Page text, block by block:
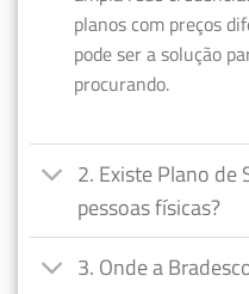
planos com preços
pode ser a solução
procurando.
2. Existe Plano de
pessoas físicas?
3. Onde a